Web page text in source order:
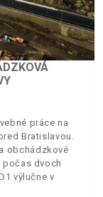
práce na
Bratislavou.
obchádzkové
počas dvoch
výlučne v